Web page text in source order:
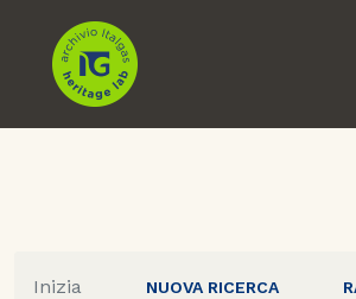
NUOVA RICERCA